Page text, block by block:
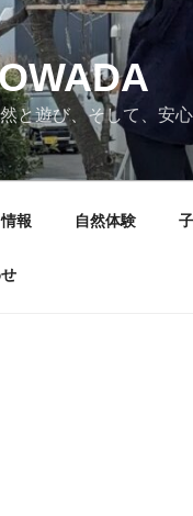
と遊び、そして、安
報 自然体験